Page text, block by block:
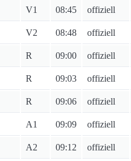
V1 08:45 offiziell
V2 08:48 offiziell
R 09:00 offiziell
R 09:03 offiziell
R 09:06 offiziell
A1 09:09 offiziell
A2 09:12 offiziell